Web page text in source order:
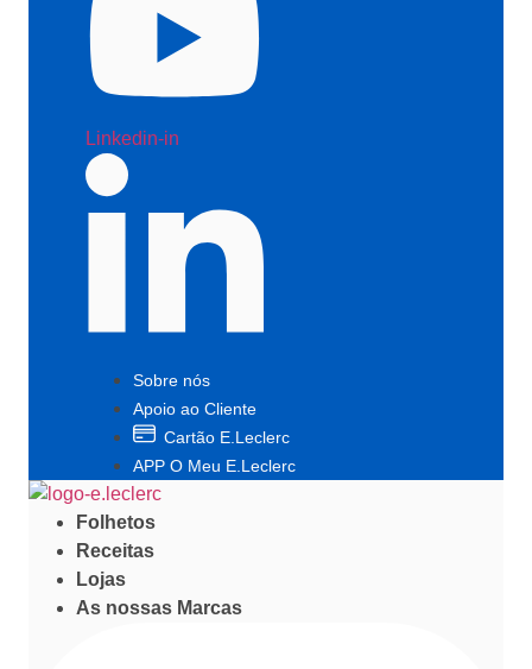
Linkedin-in
Sobre nós
Apoio ao Cliente
Cartão E.Leclerc
APP O Meu E.Leclerc
Folhetos
Receitas
Lojas
As nossas Marcas